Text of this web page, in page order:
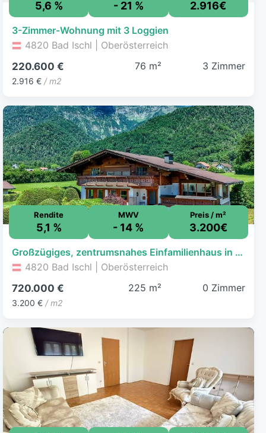
5,6 % - 21 % 2.916€
3-Zimmer-Wohnung mit 3 Loggien
4820 Bad Ischl | Oberösterreich
220.600 €
2.916 € / m2
76 m² 3 Zimmer
Rendite
5,1 %
MWV
- 14 %
Preis / m²
3.200€
Großzügiges, zentrumsnahes Einfamilienhaus in sonniger Ruhelage von Bad Ischl
4820 Bad Ischl | Oberösterreich
720.000 €
3.200 € / m2
225 m² 0 Zimmer